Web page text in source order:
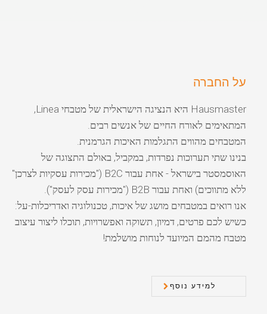
על החברה
Hausmaster היא הנציגה הישראלית של מטבחי Linea,
המתאימים לאורח החיים של אנשים רבים.
המטבחים מהווים התגלמות האיכות הגרמנית.
בנינו שתי תערוכות נפרדות, במקביל, באולם התצוגה של
האוסמסטר בישראל - אחת עבור B2C ("מכירות עסקיות לצרכן"
ללא מתווכים) ואחת עבור B2B ("מכירות עסק לעסק").
אנו רואים במטבחים מושג של איכות, טכנולוגיה ואדריכלות-על:
כשיש לכם פרטים, דמיון, תשוקה ואפשרויות, תוכלו ליצור עיצוב
מטבח מהמם המיועד לנוחות מושלמת!
למידע נוסף